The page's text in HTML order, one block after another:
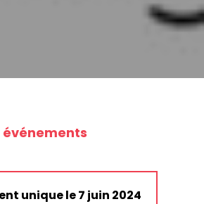
événements
unique le 7 juin 2024